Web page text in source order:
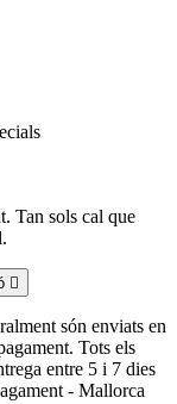
Tan sols cal que

són enviats en
Tots els
entre 5 i 7 dies
- Mallorca